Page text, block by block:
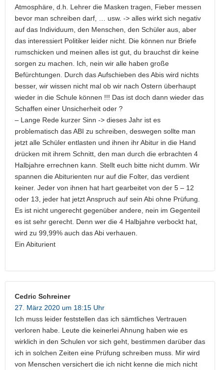
Atmosphäre, d.h. Lehrer die Masken tragen, Fieber messen
bevor man schreiben darf, … usw. -> alles wirkt sich negativ
auf das Individuum, den Menschen, den Schüler aus, aber
das interessiert Politiker leider nicht. Die können nur Briefe
rumschicken und meinen alles ist gut, du brauchst dir keine
sorgen zu machen. Ich, nein wir alle haben große
Befürchtungen. Durch das Aufschieben des Abis wird nichts
besser, wir wissen nicht mal ob wir nach Ostern überhaupt
wieder in die Schule können !!! Das ist doch dann wieder das
Schaffen einer Unsicherheit oder ?
– Lange Rede kurzer Sinn -> dieses Jahr ist es
problematisch das ABI zu schreiben, deswegen sollte man
jetzt alle Schüler entlasten und ihnen ihr Abitur in die Hand
drücken mit ihrem Schnitt, den man durch die erbrachten 4
Halbjahre errechnen kann. Stellt euch bitte nicht dumm. Wir
spannen die Abiturienten nur auf die Folter, das verdient
keiner. Jeder von ihnen hat hart gearbeitet von der 5 – 12
oder 13, jeder hat jetzt Anspruch auf sein Abi ohne Prüfung.
Es ist nicht ungerecht gegenüber andere, nein im Gegenteil
es ist sehr gerecht. Denn wer die 4 Halbjahre verbockt hat,
wird zu 99,99% auch das Abi verhauen.
Ein Abiturient
Cedric Schreiner
27. März 2020 um 18:15 Uhr
Ich muss leider feststellen das ich sämtliches Vertrauen
verloren habe. Leute die keinerlei Ahnung haben wie es
wirklich in den Schulen vor sich geht, bestimmen darüber das
ich in solchen Zeiten eine Prüfung schreiben muss. Mir wird
von Menschen versichert die ich nicht kenne die mich nicht